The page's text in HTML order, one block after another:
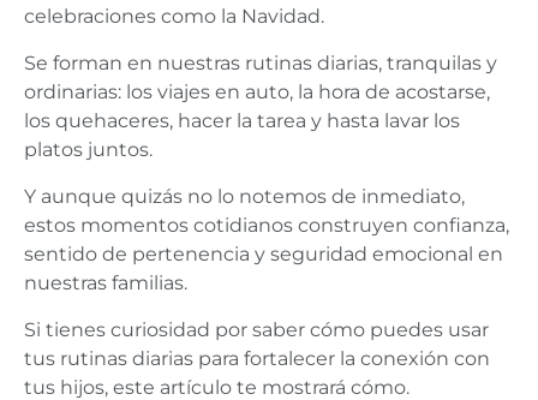
celebraciones como la Navidad.
Se forman en nuestras rutinas diarias, tranquilas y
ordinarias: los viajes en auto, la hora de acostarse,
los quehaceres, hacer la tarea y hasta lavar los
platos juntos.
Y aunque quizás no lo notemos de inmediato,
estos momentos cotidianos construyen confianza,
sentido de pertenencia y seguridad emocional en
nuestras familias.
Si tienes curiosidad por saber cómo puedes usar
tus rutinas diarias para fortalecer la conexión con
tus hijos, este artículo te mostrará cómo.